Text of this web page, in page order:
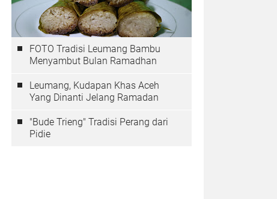
FOTO Tradisi Leumang Bambu
Menyambut Bulan Ramadhan
Leumang, Kudapan Khas Aceh
Yang Dinanti Jelang Ramadan
"Bude Trieng" Tradisi Perang dari
Pidie